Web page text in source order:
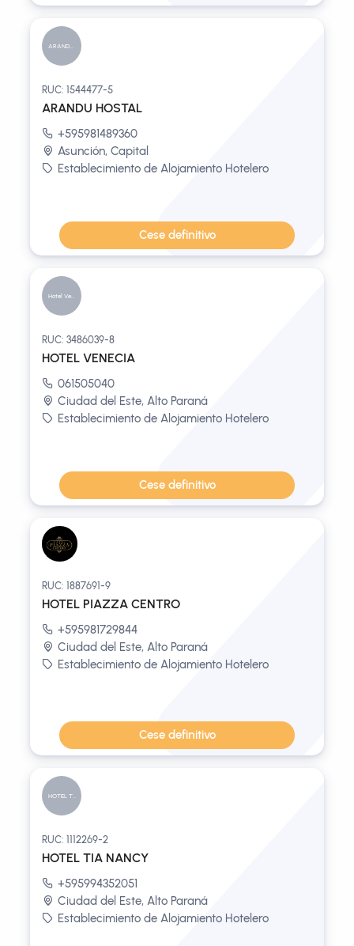
ARANDU HOS...
RUC: 1544477-5
ARANDU HOSTAL
+595981489360
Asunción, Capital
Establecimiento de Alojamiento Hotelero
Cese definitivo
Hotel Vene...
RUC: 3486039-8
HOTEL VENECIA
061505040
Ciudad del Este, Alto Paraná
Establecimiento de Alojamiento Hotelero
Cese definitivo
RUC: 1887691-9
HOTEL PIAZZA CENTRO
+595981729844
Ciudad del Este, Alto Paraná
Establecimiento de Alojamiento Hotelero
Cese definitivo
HOTEL TIA...
RUC: 1112269-2
HOTEL TIA NANCY
+595994352051
Ciudad del Este, Alto Paraná
Establecimiento de Alojamiento Hotelero